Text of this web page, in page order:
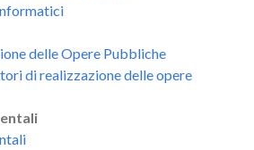
delle Opere Pubbliche
di realizzazione delle opere